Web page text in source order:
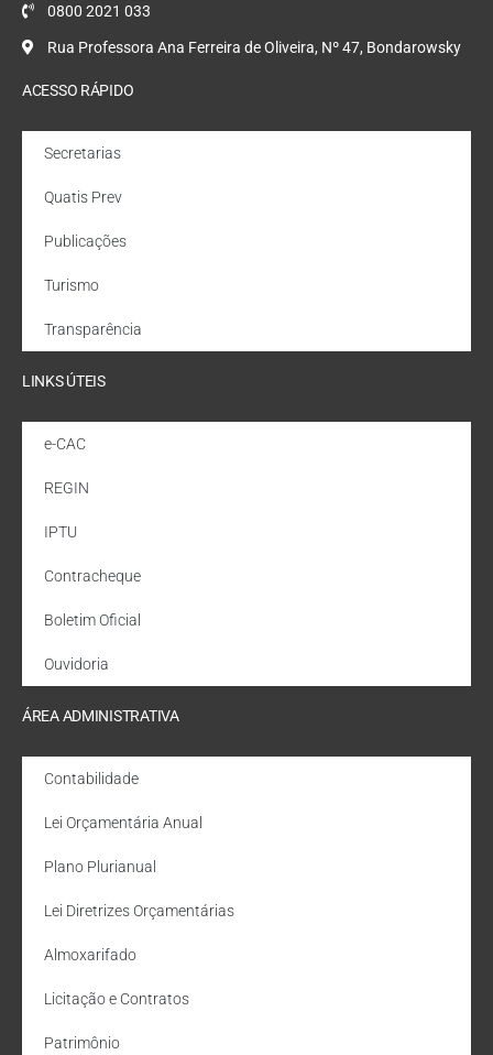
0800 2021 033
Rua Professora Ana Ferreira de Oliveira, Nº 47, Bondarowsky
ACESSO RÁPIDO
Secretarias
Quatis Prev
Publicações
Turismo
Transparência
LINKS ÚTEIS
e-CAC
REGIN
IPTU
Contracheque
Boletim Oficial
Ouvidoria
ÁREA ADMINISTRATIVA
Contabilidade
Lei Orçamentária Anual
Plano Plurianual
Lei Diretrizes Orçamentárias
Almoxarifado
Licitação e Contratos
Patrimônio